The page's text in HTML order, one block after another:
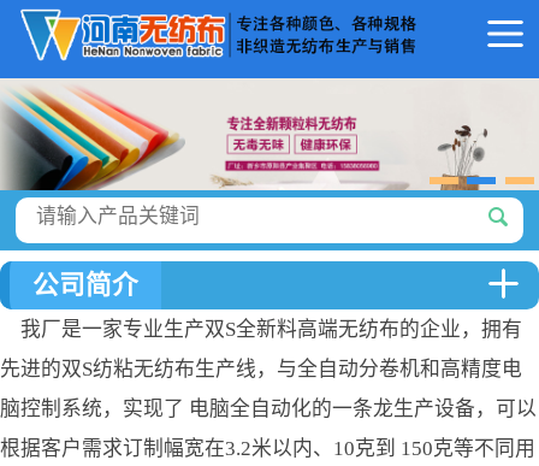
公司简介
我厂是一家专业生产双S全新料高端无纺布的企业，拥有
先进的双S纺粘无纺布生产线，与全自动分卷机和高精度电
脑控制系统，实现了 电脑全自动化的一条龙生产设备，可以
根据客户需求订制幅宽在3.2米以内、10克到 150克等不同用